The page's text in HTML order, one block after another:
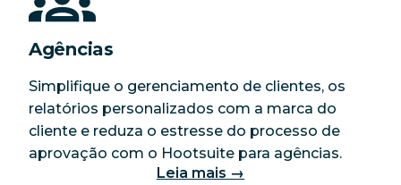
Agências
Simplifique o gerenciamento de clientes, os
relatórios personalizados com a marca do
cliente e reduza o estresse do processo de
aprovação com o Hootsuite para agências.
Leia mais →